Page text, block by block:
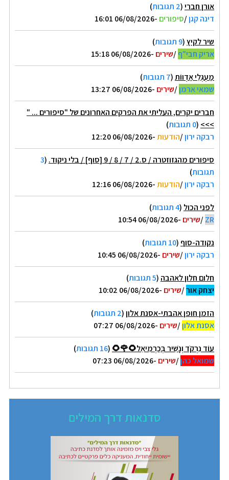
אורן חברי(2 תגובות
)
דינה קגן/סיפורים -06/08/2026 16:01
שיר לקיץ(9 תגובות
)
אריק חבי"ף/שירים -06/08/2026 15:18
מַעְגְּלֵי אַדְווֹת(7 תגובות
)
שמאי ארמן/שירים -06/08/2026 13:27
חברים יקרים, העליתי את הפרקים האחרונים של "סיפורים ... "
>>>
(0 תגובות
)
רבקה ירון/הודעות-06/08/2026 12:20
סיפורים מהגזוזטרה / ס.2 / 7 / 8 / 9 [סוף] / בלי ניקוד. (
3
תגובות)
רבקה ירון/הודעות-06/08/2026 12:16
לפני הכול (4 תגובות
)
ZR
/שירים -06/08/2026 10:54
נקודה-סוף (10 תגובות
)
רבקה ירון/שירים -06/08/2026 10:45
חלום חלון לאהבה (5 תגובות
)
יצחק אור/שירים -06/08/2026 10:02
הזמן חופן אהבתי-אסנת אלון(2 תגובות
)
אסנת אלון/שירים -06/08/2026 07:27
עוֹד נִרְקֹד וְנָשִׁיר בְּכַרְמִיאֵל🌻🌹🌻 (16 תגובות
)
שמואל כהן/שירים -06/08/2026 07:23
סדנאות דרך המילים